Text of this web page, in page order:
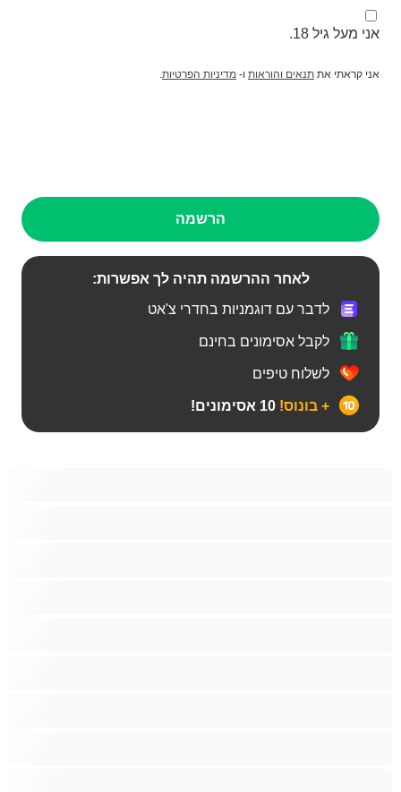
אני מעל גיל 18.
אני קראתי את תנאים והוראות ו- מדיניות הפרטיות.
הרשמה
לאחר ההרשמה תהיה לך אפשרות:
לדבר עם דוגמניות בחדרי צ'אט
לקבל אסימונים בחינם
לשלוח טיפים
+ בונוס!